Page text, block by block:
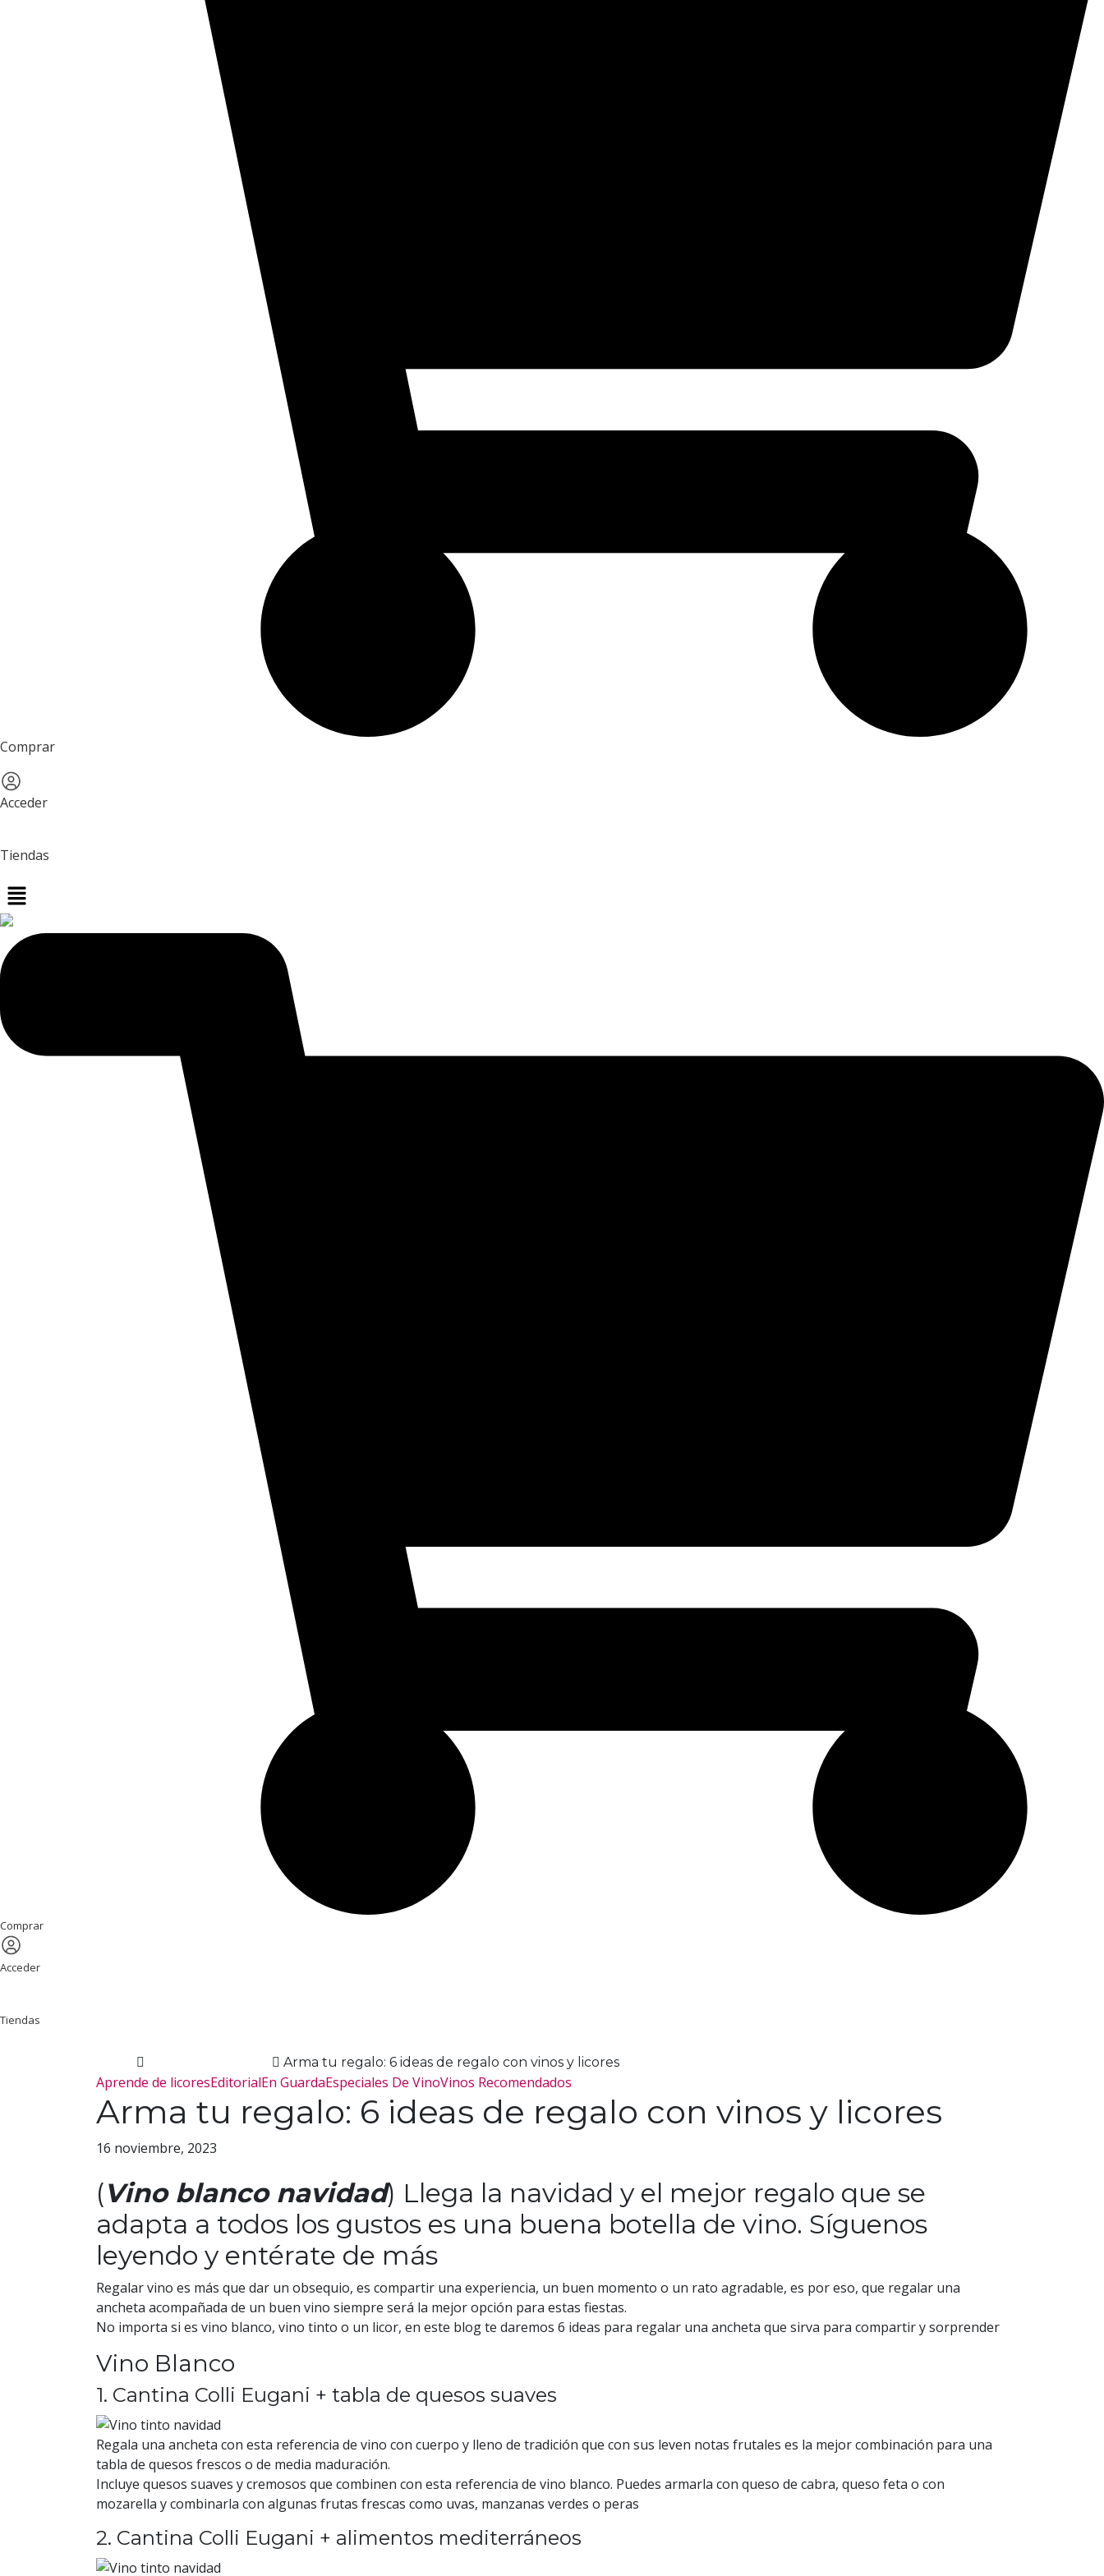
Comprar
Acceder
Tiendas
Comprar
Acceder
Tiendas
Arma tu regalo: 6 ideas de regalo con vinos y licores
Aprende de licoresEditorialEn GuardaEspeciales De VinoVinos Recomendados
Arma tu regalo: 6 ideas de regalo con vinos y licores
16 noviembre, 2023
(Vino blanco navidad) Llega la navidad y el mejor regalo que se
adapta a todos los gustos es una buena botella de vino. Síguenos
leyendo y entérate de más
Regalar vino es más que dar un obsequio, es compartir una experiencia, un buen momento o un rato agradable, es por eso, que regalar una
ancheta acompañada de un buen vino siempre será la mejor opción para estas fiestas.
No importa si es vino blanco, vino tinto o un licor, en este blog te daremos 6 ideas para regalar una ancheta que sirva para compartir y sorprender
Vino Blanco
1. Cantina Colli Eugani + tabla de quesos suaves
Regala una ancheta con esta referencia de vino con cuerpo y lleno de tradición que con sus leven notas frutales es la mejor combinación para una
tabla de quesos frescos o de media maduración.
Incluye quesos suaves y cremosos que combinen con esta referencia de vino blanco. Puedes armarla con queso de cabra, queso feta o con
mozarella y combinarla con algunas frutas frescas como uvas, manzanas verdes o peras
2. Cantina Colli Eugani + alimentos mediterráneos